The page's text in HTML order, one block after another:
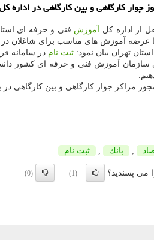
از اداره کل آموزش فنی و حرفه ای
عرضه آموزش های مناسب برای شاغلان در
تهران بیان نمود: ثبت نام در سامانه
سازمان آموزش فنی و حرفه ای کشور
مراکز جوار کارگاهی و بین کارگاهی
, بانك , ثبت نام
می پسندید؟ (1)
(0)